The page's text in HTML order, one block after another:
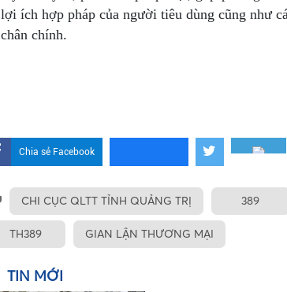
lợi ích hợp pháp của người tiêu dùng cũng như
chân chính.
Chia sẻ Facebook
CHI CỤC QLTT TỈNH QUẢNG TRỊ 389
TH389 GIAN LẬN THƯƠNG MẠI
TIN MỚI